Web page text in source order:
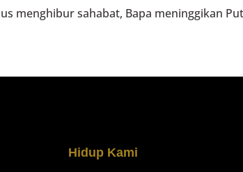
menghibur sahabat, Bapa meninggikan
Hidup Kami